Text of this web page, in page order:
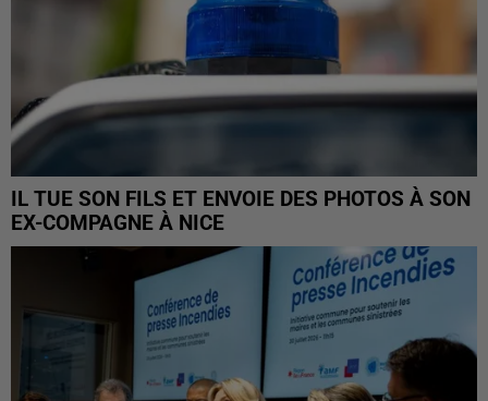
IL TUE SON FILS ET ENVOIE DES PHOTOS À SON
EX-COMPAGNE À NICE